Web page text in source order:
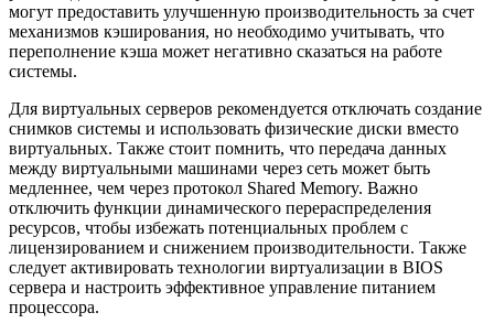
могут предоставить улучшенную производительность за счет
механизмов кэширования, но необходимо учитывать, что
переполнение кэша может негативно сказаться на работе
системы.
Для виртуальных серверов рекомендуется отключать создание
снимков системы и использовать физические диски вместо
виртуальных. Также стоит помнить, что передача данных
между виртуальными машинами через сеть может быть
медленнее, чем через протокол Shared Memory. Важно
отключить функции динамического перераспределения
ресурсов, чтобы избежать потенциальных проблем с
лицензированием и снижением производительности. Также
следует активировать технологии виртуализации в BIOS
сервера и настроить эффективное управление питанием
процессора.